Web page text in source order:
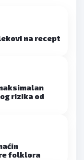
na recept
rizika od
folklora